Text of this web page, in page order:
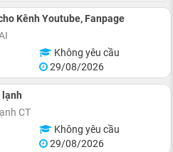
Kênh Youtube, Fanpage
Không yêu cầu
29/08/2026
lạnh
CT
Không yêu cầu
29/08/2026